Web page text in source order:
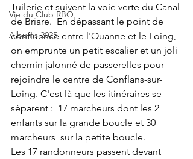
Vie du Club RBO
Albums 2025
Tuilerie et suivent la voie verte du Canal
de Briare.  En dépassant le point de
confluence entre l'Ouanne et le Loing,
on emprunte un petit escalier et un joli
chemin jalonné de passerelles pour
rejoindre le centre de Conflans-sur-
Loing. C'est là que les itinéraires se
séparent :  17 marcheurs dont les 2
enfants sur la grande boucle et 30
marcheurs  sur la petite boucle.
Les 17 randonneurs passent devant